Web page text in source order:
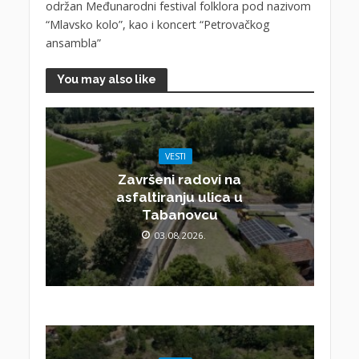
održan Međunarodni festival folklora pod nazivom
“Mlavsko kolo”, kao i koncert “Petrovačkog
ansambla”
You may also like
VESTI
Završeni radovi na
asfaltiranju ulica u
Tabanovcu
03.08.2026.